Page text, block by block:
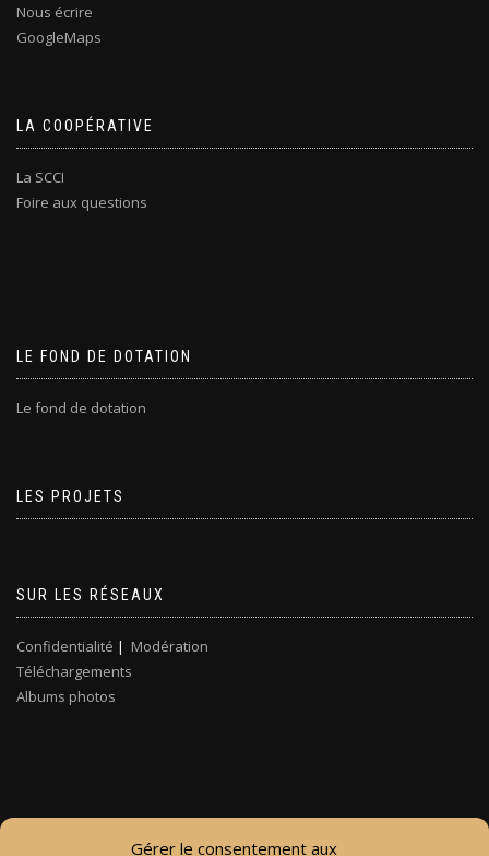
Gérer le consentement aux
Nous écrire
GoogleMaps
LA COOPÉRATIVE
La SCCI
Foire aux questions
LE FOND DE DOTATION
Le fond de dotation
LES PROJETS
SUR LES RÉSEAUX
Confidentialité | Modération
Téléchargements
Albums photos